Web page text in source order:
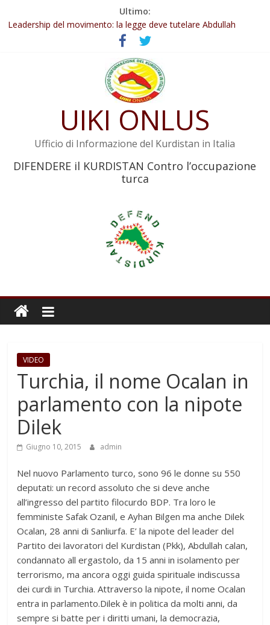
Ultimo:
Abdullah Öcalan: Le legge negativa deve essere trasformata in
legge positiva
Leadership del movimento: la legge deve tutelare Abdullah
Commissione donne del KNK: Şengal è di nuovo sotto minaccia
Non tenere conto della situazione di Rêber Apo ostacolerebbe
Il KNK chiede un’azione internazionale contro i crimini di guerra
UIKI ONLUS
Ufficio di Informazione del Kurdistan in Italia
DIFENDERE il KURDISTAN Contro l’occupazione
turca
VIDEO
Turchia, il nome Ocalan in
parlamento con la nipote
Dilek
Giugno 10, 2015 admin
Nel nuovo Parlamento turco, sono 96 le donne su 550
deputati: un record assoluto che si deve anche
all’ingresso del partito filocurdo BDP. Tra loro le
femministe Safak Ozanil, e Ayhan Bilgen ma anche Dilek
Ocalan, 28 anni di Sanliurfa. E’ la nipote del leader del
Partito dei lavoratori del Kurdistan (Pkk), Abdullah calan,
condannato all ergastolo, da 15 anni in isolamento per
terrorismo, ma ancora oggi guida spirituale indiscussa
dei curdi in Turchia. Attraverso la nipote, il nome Ocalan
entra in parlamento.Dilek è in politica da molti anni, da
sempre si batte per i diritti umani, la democrazia,